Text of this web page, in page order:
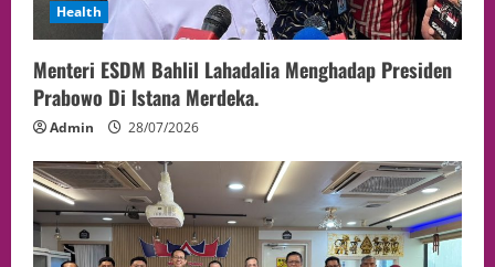
Health
Menteri ESDM Bahlil Lahadalia Menghadap Presiden
Prabowo Di Istana Merdeka.
Admin 28/07/2026